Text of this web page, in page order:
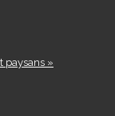
paysans »